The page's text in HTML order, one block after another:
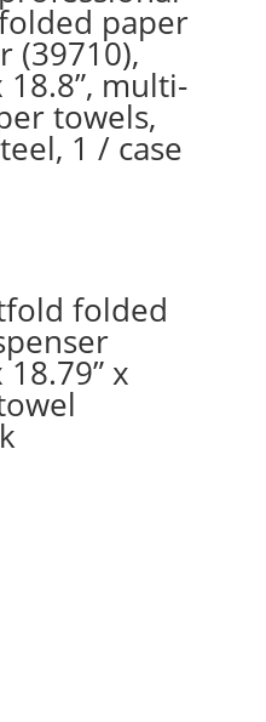
paper
(39710),
18.8”, multi-
towels,
1 / case
folded
18.79” x